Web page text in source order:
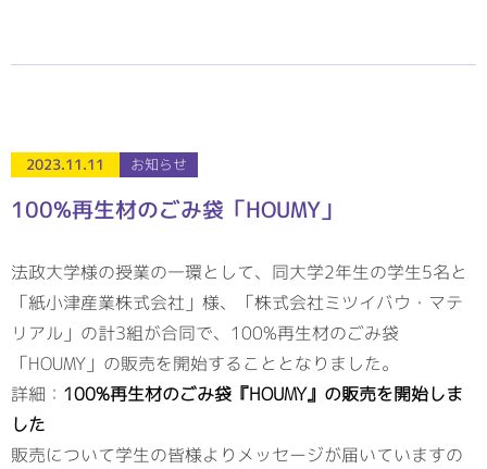
2023.11.11 お知らせ
100%再生材のごみ袋「HOUMY」
法政大学様の授業の一環として、同大学2年生の学生5名と
「紙小津産業株式会社」様、「株式会社ミツイバウ・マテ
リアル」の計3組が合同で、100%再生材のごみ袋
「HOUMY」の販売を開始することとなりました。
詳細： 100%再生材のごみ袋『HOUMY』の販売を開始しま
した
販売について学生の皆様よりメッセージが届いていますの